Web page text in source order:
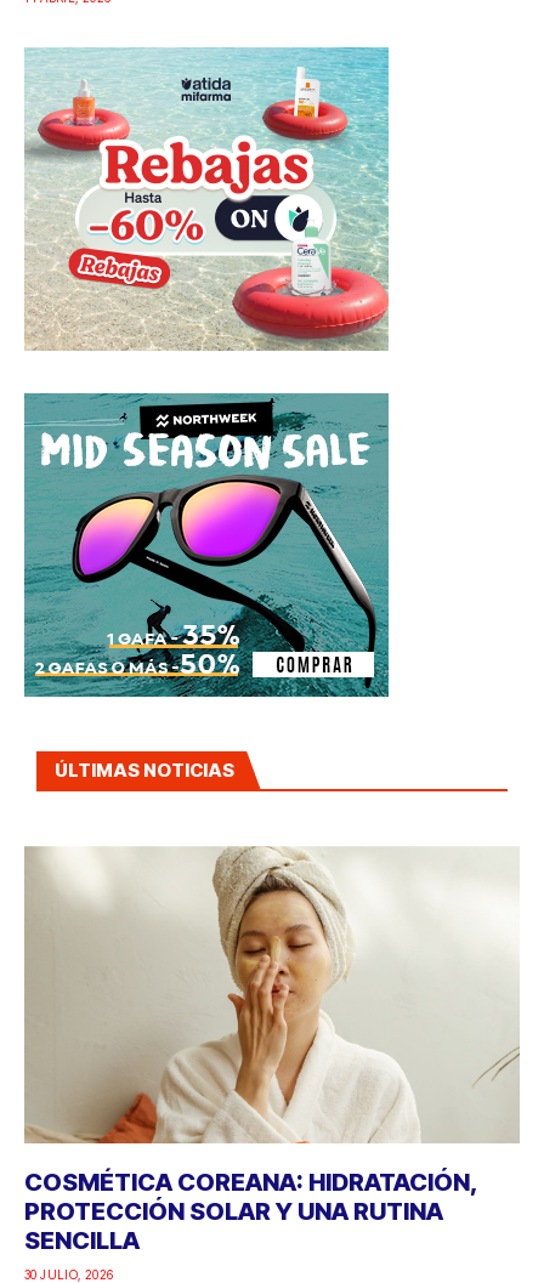
ÚLTIMAS NOTICIAS
COSMÉTICA COREANA: HIDRATACIÓN,
PROTECCIÓN SOLAR Y UNA RUTINA
SENCILLA
30 JULIO, 2026